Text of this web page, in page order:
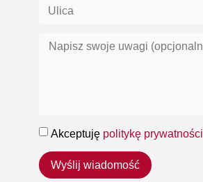
Akceptuję politykę prywatności
Wyślij wiadomość